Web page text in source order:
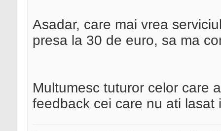
Asadar, care mai vrea
presa la 30 de euro, sa ma
Multumesc tuturor celor care
feedback cei care nu ati lasat